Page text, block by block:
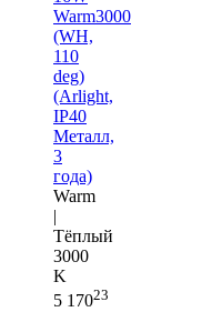
Warm3000
(WH,
110
deg)
(Arlight,
IP40
Металл,
3
года)
Warm
|
Тёплый
3000
K
5 17023